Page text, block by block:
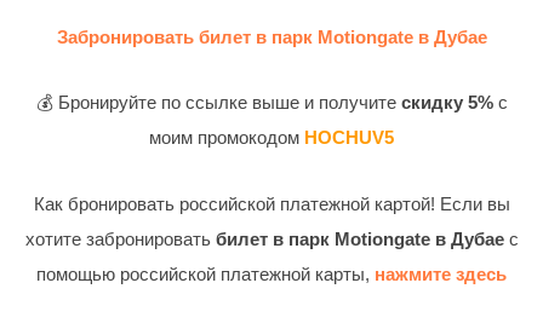
Забронировать билет в парк Motiongate в Дубае
💰 Бронируйте по ссылке выше и получите скидку 5%с
моим промокодом HOCHUV5
Как бронировать российской платежной картой! Если вы
хотите забронировать билет в парк Motiongate в Дубаес
помощью российской платежной карты, нажмите здесь